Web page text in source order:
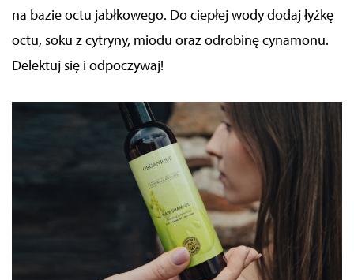
na bazie octu jabłkowego. Do ciepłej wody dodaj łyżkę
octu, soku z cytryny, miodu oraz odrobinę cynamonu.
Delektuj się i odpoczywaj!